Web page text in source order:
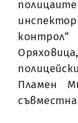
инспектор
Пламен